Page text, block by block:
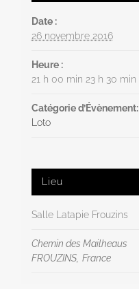
Date :
26 novembre 2016
Heure :
21 h 00 min 23 h 30 min
Catégorie d’Évènement:
Loto
Lieu
Salle Latapie Frouzins
Chemin des Mailheaus
FROUZINS, France